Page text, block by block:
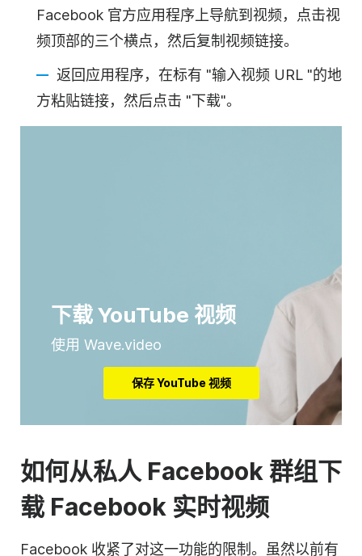
Facebook 官方应用程序上导航到视频，点击视
频顶部的三个横点，然后复制视频链接。
返回应用程序，在标有 "输入视频 URL "的地
方粘贴链接，然后点击 "下载"。
下载 YouTube 视频
使用 Wave.video
保存 YouTube 视频
如何从私人 Facebook 群组下
载 Facebook 实时视频
Facebook 收紧了对这一功能的限制。虽然以前有